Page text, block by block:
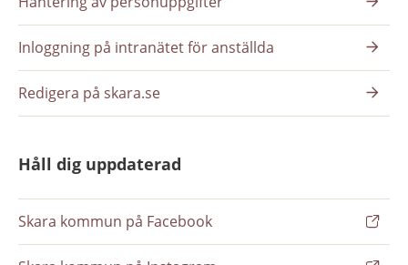
Inloggning på intranätet för anställda
Redigera på skara.se
Håll dig uppdaterad
Skara kommun på Facebook